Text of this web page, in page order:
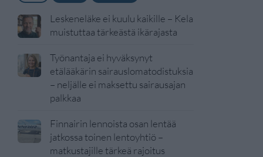
Leskeneläke ei kuulu kaikille – Kela
muistuttaa tärkeästä ikärajasta
Työnantaja ei hyväksynyt
etälääkärin sairauslomatodistuksia
– neljälle ei maksettu sairausajan
palkkaa
Finnairin lennoista osan lentää
jatkossa toinen lentoyhtiö –
matkustajille tärkeä rajoitus